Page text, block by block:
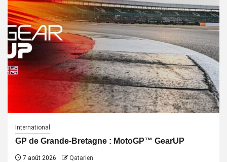
International
GP de Grande-Bretagne : MotoGP™ GearUP
7 août 2026 Qatarien